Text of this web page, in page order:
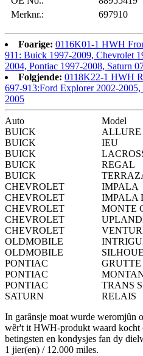
Merknr.:
697910
Foarige: 0116K01-1 HWH
911: Buick 1997-2009, Chevrolet
2004, Pontiac 1997-2008, Saturn
Folgjende: 0118K22-1 HWH
697-913:Ford Explorer 2002-
2005
Auto Model
BUICK
ALLURE
BUICK
IEU
BUICK
BUICK
REGAL
BUICK
CHEVROLET
IMPALA
CHEVROLET
IMPALA
CHEVROLET
MONTE
CHEVROLET
CHEVROLET
OLDMOBILE
OLDMOBILE
PONTIAC
GRUTTE
PONTIAC
PONTIAC
TRANS
SATURN
RELAIS
In garânsje moat wurde weromjûn
wêr't it HWH-produkt waard kocht
betingsten en kondysjes fan dy
1 jier(en) / 12.000 miles.